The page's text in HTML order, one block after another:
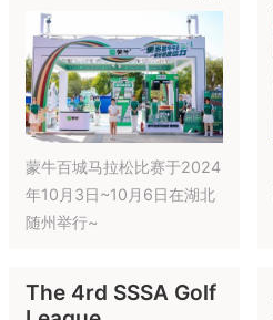
蒙牛百城马拉松比赛于2024
年10月3日~10月6日在湖北
随州举行~
The 4rd SSSA Golf